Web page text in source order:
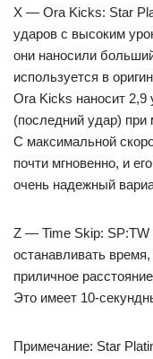
X — Ora Kicks: Star
ударов с высоким
они наносили
используется в
Ora Kicks наносит 2,9
(последний удар)
С максимальной
почти мгновенно, и
очень надежный
Z — Time Skip: SP:TW
останавливать
приличное
Это имеет 10-
Примечание: Star